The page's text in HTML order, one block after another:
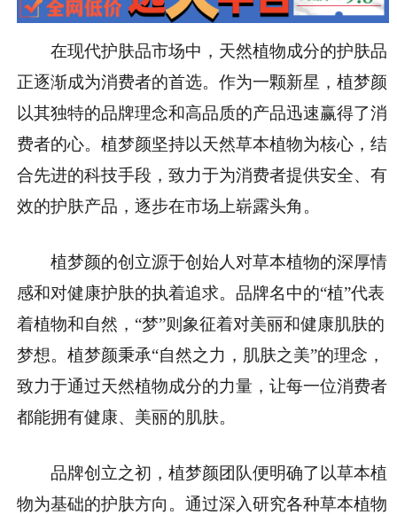
在现代护肤品市场中，天然植物成分的护肤品
正逐渐成为消费者的首选。作为一颗新星，植梦颜
以其独特的品牌理念和高品质的产品迅速赢得了消
费者的心。植梦颜坚持以天然草本植物为核心，结
合先进的科技手段，致力于为消费者提供安全、有
效的护肤产品，逐步在市场上崭露头角。
植梦颜的创立源于创始人对草本植物的深厚情
感和对健康护肤的执着追求。品牌名中的“植”代表
着植物和自然，“梦”则象征着对美丽和健康肌肤的
梦想。植梦颜秉承“自然之力，肌肤之美”的理念，
致力于通过天然植物成分的力量，让每一位消费者
都能拥有健康、美丽的肌肤。
品牌创立之初，植梦颜团队便明确了以草本植
物为基础的护肤方向。通过深入研究各种草本植物